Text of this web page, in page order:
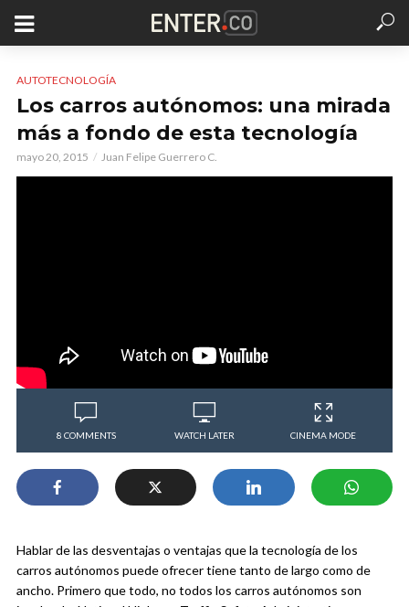
AUTOTECNOLOGÍA
Los carros autónomos: una mirada
más a fondo de esta tecnología
mayo 20, 2015 Juan Felipe Guerrero C.
8 COMMENTS WATCH LATER CINEMA MODE
Hablar de las desventajas o ventajas que la tecnología de los
carros autónomos puede ofrecer tiene tanto de largo como de
ancho. Primero que todo, no todos los carros autónomos son